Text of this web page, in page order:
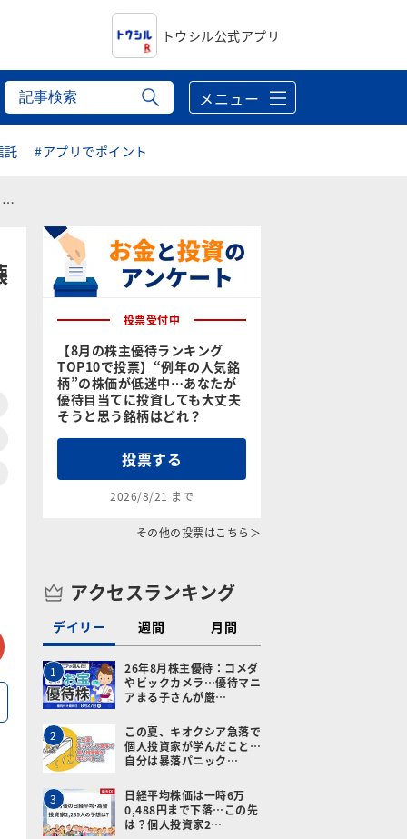
トウシル公式アプリ
メニュー
託 #アプリでポイント
メールで送る
投票受付中
【8月の株主優待ランキング
TOP10で投票】“例年の人気銘
柄”の株価が低迷中…あなたが
優待目当てに投資しても大丈夫
そうと思う銘柄はどれ？
投票する
2026/8/21 まで
その他の投票はこちら＞
アクセスランキング
デイリー 週間 月間
1
26年8月株主優待：コメダ
やビックカメラ…優待マニ
アまる子さんが厳…
2
この夏、キオクシア急落で
個人投資家が学んだこと…
自分は暴落パニック…
3
日経平均株価は一時6万
0,488円まで下落…この先
は？個人投資家2…